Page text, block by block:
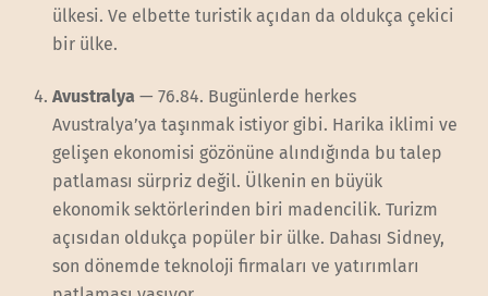
ülkesi. Ve elbette turistik açıdan da oldukça çekici
bir ülke.
Avustralya — 76.84. Bugünlerde herkes
Avustralya’ya taşınmak istiyor gibi. Harika iklimi ve
gelişen ekonomisi gözönüne alındığında bu talep
patlaması sürpriz değil. Ülkenin en büyük
ekonomik sektörlerinden biri madencilik. Turizm
açısıdan oldukça popüler bir ülke. Dahası Sidney,
son dönemde teknoloji firmaları ve yatırımları